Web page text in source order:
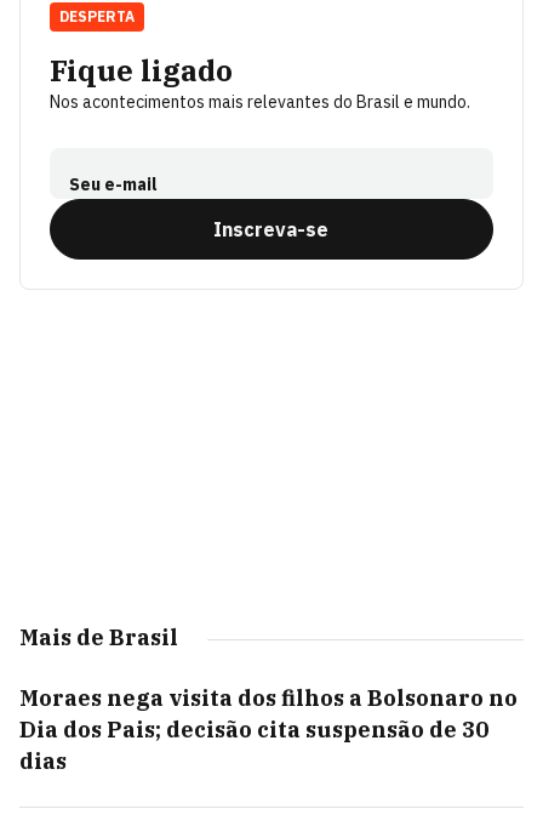
Fique ligado
Nos acontecimentos mais relevantes do Brasil e mundo.
Seu e-mail
Inscreva-se
DESPERTA
Mais de Brasil
Moraes nega visita dos filhos a Bolsonaro no
Dia dos Pais; decisão cita suspensão de 30
dias